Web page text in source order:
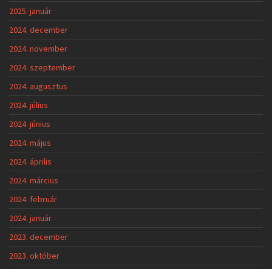
2025. január
2024. december
2024. november
2024. szeptember
2024. augusztus
2024. július
2024. június
2024. május
2024. április
2024. március
2024. február
2024. január
2023. december
2023. október